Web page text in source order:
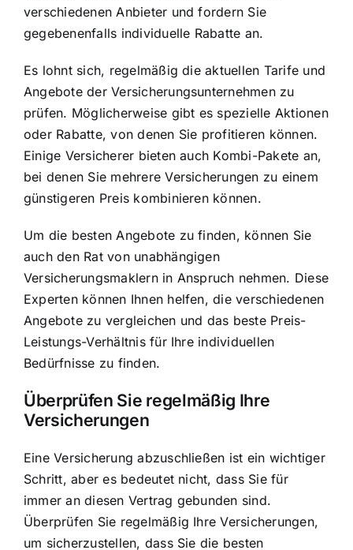
verschiedenen Anbieter und fordern Sie
gegebenenfalls individuelle Rabatte an.
Es lohnt sich, regelmäßig die aktuellen Tarife und
Angebote der Versicherungsunternehmen zu
prüfen. Möglicherweise gibt es spezielle Aktionen
oder Rabatte, von denen Sie profitieren können.
Einige Versicherer bieten auch Kombi-Pakete an,
bei denen Sie mehrere Versicherungen zu einem
günstigeren Preis kombinieren können.
Um die besten Angebote zu finden, können Sie
auch den Rat von unabhängigen
Versicherungsmaklern in Anspruch nehmen. Diese
Experten können Ihnen helfen, die verschiedenen
Angebote zu vergleichen und das beste Preis-
Leistungs-Verhältnis für Ihre individuellen
Bedürfnisse zu finden.
Überprüfen Sie regelmäßig Ihre
Versicherungen
Eine Versicherung abzuschließen ist ein wichtiger
Schritt, aber es bedeutet nicht, dass Sie für
immer an diesen Vertrag gebunden sind.
Überprüfen Sie regelmäßig Ihre Versicherungen,
um sicherzustellen, dass Sie die besten